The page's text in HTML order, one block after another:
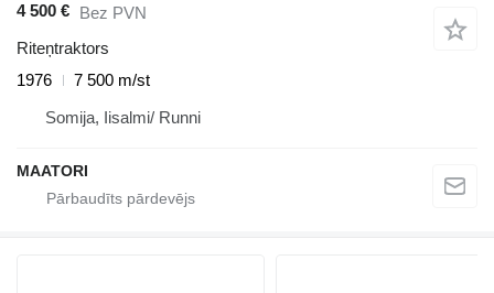
4 500 € Bez PVN
Riteņtraktors
1976
7 500 m/st
Somija, Iisalmi/ Runni
MAATORI